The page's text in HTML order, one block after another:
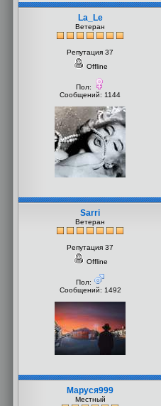
La_Le
Ветеран
Репутация 37
Offline
Пол:
Сообщений: 1144
Sarri
Ветеран
Репутация 37
Offline
Пол:
Сообщений: 1492
Маруся999
Местный